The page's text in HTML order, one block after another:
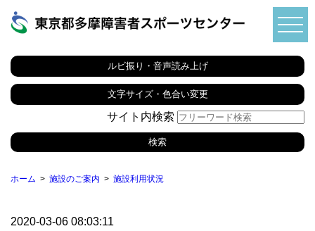
ルビ振り・音声読み上げ
文字サイズ・色合い変更
サイト内検索
ホーム 施設のご案内 施設利用状況
2020-03-06 08:03:11